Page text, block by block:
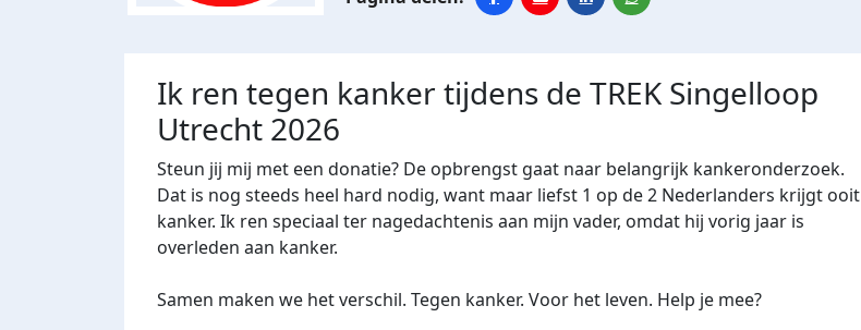
Ik ren tegen kanker tijdens de TREK Singelloop
Utrecht 2026
Steun jij mij met een donatie? De opbrengst gaat naar belangrijk kankeronderzoek.
Dat is nog steeds heel hard nodig, want maar liefst 1 op de 2 Nederlanders krijgt ooit
kanker. Ik ren speciaal ter nagedachtenis aan mijn vader, omdat hij vorig jaar is
overleden aan kanker.
Samen maken we het verschil. Tegen kanker. Voor het leven. Help je mee?